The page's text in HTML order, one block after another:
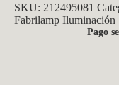
SKU: 212495081
Fabrilamp Iluminación
Pago